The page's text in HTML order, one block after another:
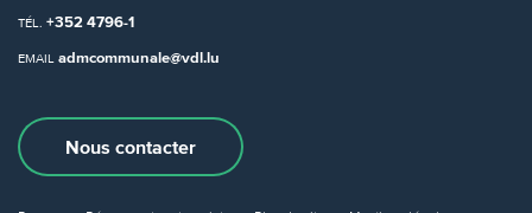
TÉL. +352 4796-1
EMAIL admcommunale@vdl.lu
Nous contacter